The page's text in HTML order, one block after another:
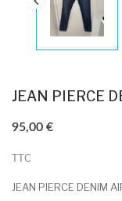
JEAN PIERCE
95,00 €
TTC
JEAN PIERCE DENIM